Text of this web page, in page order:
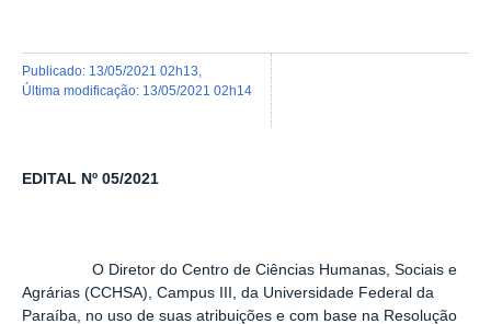
publicado: 13/05/2021 02h13
última modificação: 13/05/2021 02h14
EDITAL Nº 05/2021
O Diretor do Centro de Ciências Humanas, Sociais e
Agrárias (CCHSA), Campus III, da Universidade Federal da
Paraíba, no uso de suas atribuições e com base na Resolução